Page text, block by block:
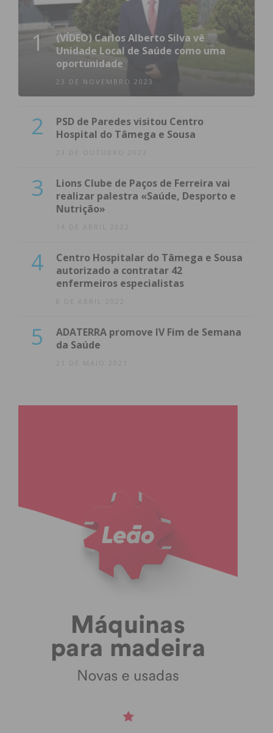
1
(VÍDEO) Carlos Alberto Silva vê
Unidade Local de Saúde como uma
oportunidade
23 DE NOVEMBRO 2023
2
PSD de Paredes visitou Centro
Hospital do Tâmega e Sousa
23 DE OUTUBRO 2023
3
Lions Clube de Paços de Ferreira vai
realizar palestra «Saúde, Desporto e
Nutrição»
14 DE ABRIL 2022
4
Centro Hospitalar do Tâmega e Sousa
autorizado a contratar 42
enfermeiros especialistas
8 DE ABRIL 2022
5
ADATERRA promove IV Fim de Semana
da Saúde
21 DE MAIO 2021